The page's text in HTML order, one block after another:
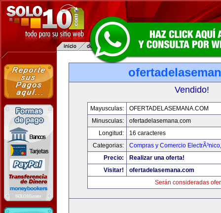
Vendido!
Mayusculas:
OFERTADELASEMANA.COM
Minusculas:
ofertadelasemana.com
Longitud:
16 caracteres
Categorias:
Compras y Comercio ElectrÃ³nico
Precio:
Realizar una oferta!
Visitar!
ofertadelasemana.com
Serán consideradas